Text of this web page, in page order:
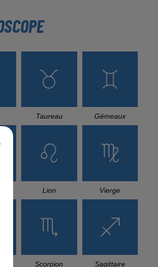
Taureau Gémeaux
Lion Vierge
Scorpion Sagittaire